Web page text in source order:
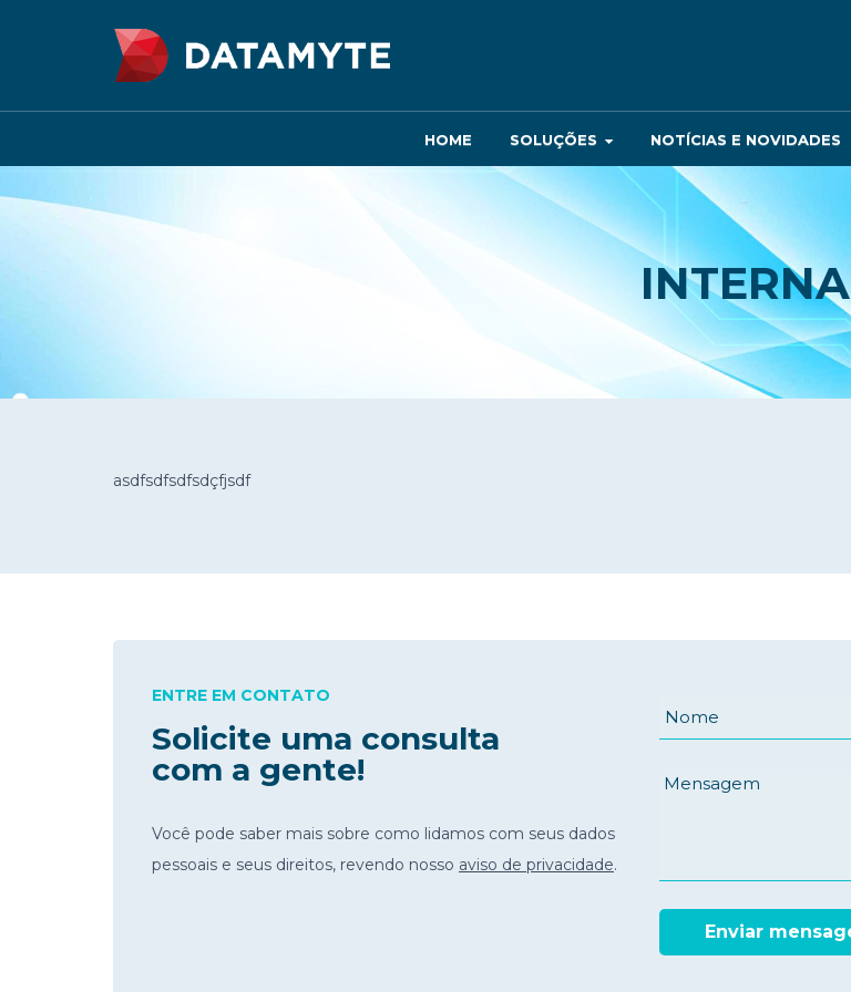
HOME SOLUÇÕES NOTÍCIAS E NOVIDADES
INTERNA
asdfsdfsdfsdçfjsdf
ENTRE EM CONTATO
Solicite uma consulta
com a gente!
Você pode saber mais sobre como lidamos com seus dados
pessoais e seus direitos, revendo nosso aviso de privacidade.